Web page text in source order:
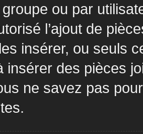
ou par
l’ajout de
insérer, ou seuls
insérer des pièces
ne savez pas